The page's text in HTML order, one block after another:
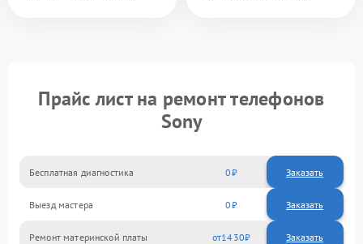
Прайс лист на ремонт телефонов
Sony
Бесплатная диагностика 0 Заказать
Выезд мастера 0 Заказать
Ремонт материнской платы 1430